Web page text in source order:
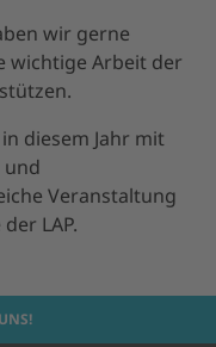
wir gerne
wichtige Arbeit der
diesem Jahr mit
und
Veranstaltung
LAP.